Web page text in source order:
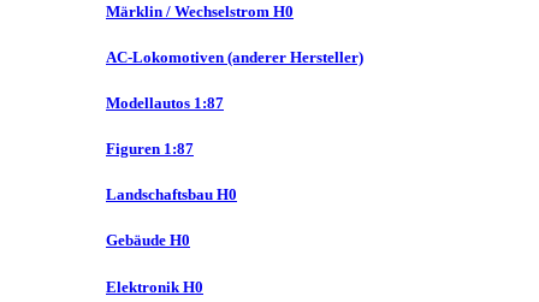
Märklin / Wechselstrom H0
AC-Lokomotiven (anderer Hersteller)
Modellautos 1:87
Figuren 1:87
Landschaftsbau H0
Gebäude H0
Elektronik H0